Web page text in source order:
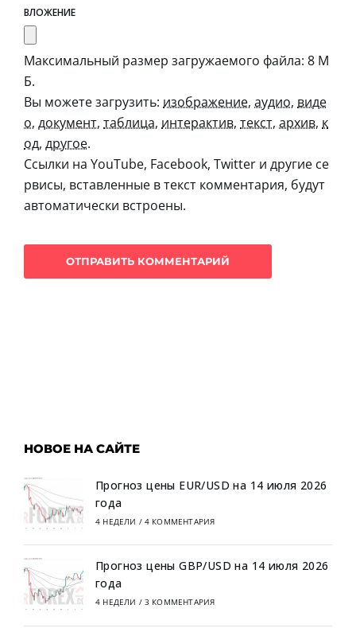
ВЛОЖЕНИЕ
Максимальный размер загружаемого файла: 8 М
Б.
Вы можете загрузить: изображение, аудио, виде
о, документ, таблица, интерактив, текст, архив, к
од, другое.
Ссылки на YouTube, Facebook, Twitter и другие се
рвисы, вставленные в текст комментария, будут
автоматически встроены.
НОВОЕ НА САЙТЕ
Прогноз цены EUR/USD на 14 июля 2026
года
4 НЕДЕЛИ / 4 КОММЕНТАРИЯ
Прогноз цены GBP/USD на 14 июля 2026
года
4 НЕДЕЛИ / 3 КОММЕНТАРИЯ